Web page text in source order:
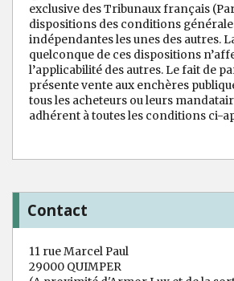
exclusive des Tribunaux français
dispositions des conditions
indépendantes les unes des autres.
quelconque de ces dispositions
l’applicabilité des autres. Le fait de
présente vente aux enchères
tous les acheteurs ou leurs
adhérent à toutes les conditions ci-
Contact
11 rue Marcel Paul
29000 QUIMPER